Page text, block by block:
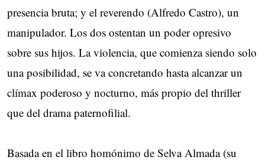
presencia bruta; y el reverendo (Alfredo Castro), un
manipulador. Los dos ostentan un poder opresivo
sobre sus hijos. La violencia, que comienza siendo solo
una posibilidad, se va concretando hasta alcanzar un
clímax poderoso y nocturno, más propio del thriller
que del drama paternofilial.
Basada en el libro homónimo de Selva Almada (su